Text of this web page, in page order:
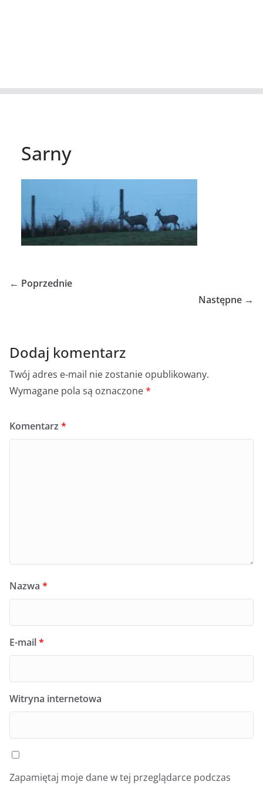
Sarny
← Poprzednie
Następne →
Dodaj komentarz
Twój adres e-mail nie zostanie opublikowany.
Wymagane pola są oznaczone*
Komentarz *
Nazwa *
E-mail*
Witryna internetowa
Zapamiętaj moje dane w tej przeglądarce podczas